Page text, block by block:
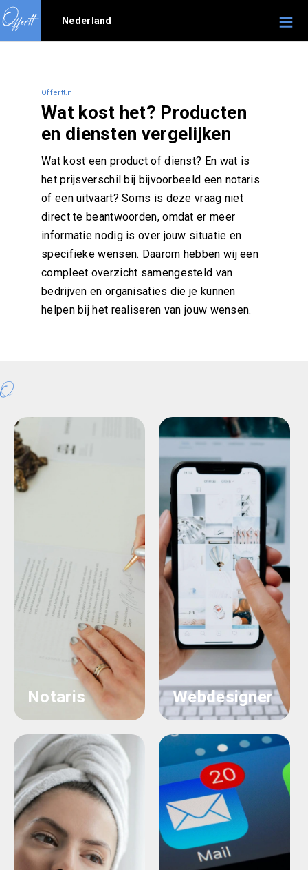
Nederland
Offertt.nl
Wat kost het? Producten
en diensten vergelijken
Wat kost een product of dienst? En wat is
het prijsverschil bij bijvoorbeeld een notaris
of een uitvaart? Soms is deze vraag niet
direct te beantwoorden, omdat er meer
informatie nodig is over jouw situatie en
specifieke wensen. Daarom hebben wij een
compleet overzicht samengesteld van
bedrijven en organisaties die je kunnen
helpen bij het realiseren van jouw wensen.
Notaris Webdesigner